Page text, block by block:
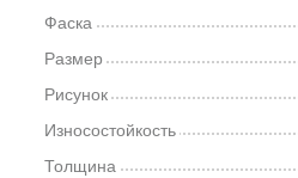
Фаска
Размер
Рисунок
Износостойкость
Толщина